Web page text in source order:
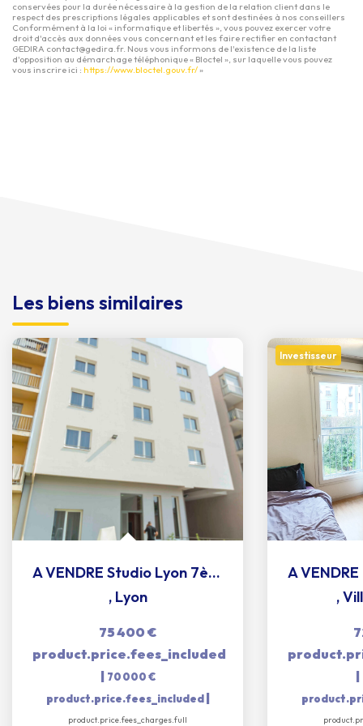
conservées pour la durée nécessaire à la gestion de la relation client dans le
respect des prescriptions légales applicables et sont destinées à nos conseillers
Conformément à la loi « informatique et libertés », vous pouvez exercer votre
droit d'accès aux données vous concernant et les faire rectifier en contactant
GEDIRA contact@gedira.fr. Nous vous informons de l'existence de la liste
d'opposition au démarchage téléphonique « Bloctel », sur laquelle vous pouvez
vous inscrire ici : https://www.bloctel.gouv.fr/»
Les biens similaires
A VENDRE Studio Lyon 7ème 20.10 m2 pour investisseur
, Lyon
75 400 €
product.price.fees_included
| 70 000 €
product.price.fees_included|
product.price.fees_charges.full
Investisseur
,
|